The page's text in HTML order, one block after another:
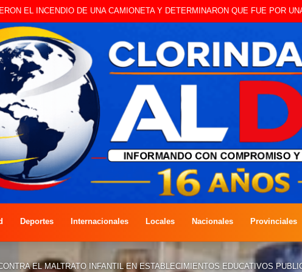
A CAMBISTA OCURRIDO ESTE JUEVES
Deportes Internacionales Locales Nacionales Provinciales
EL MALTRATO INFANTIL EN ESTABLECIMIENTOS EDUCATIVOS